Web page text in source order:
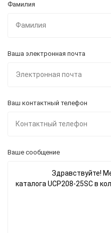
Фамилия
Ваша электронная почта
Ваш контактный телефон
Ваше сообщение